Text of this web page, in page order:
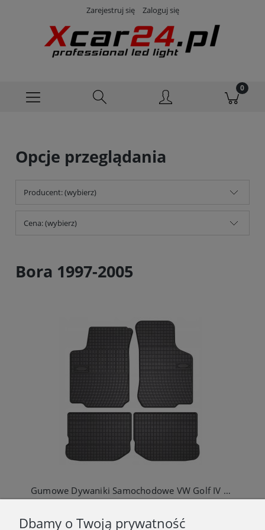
Zarejestruj się Zaloguj się
Opcje przeglądania
Producent: (wybierz)
Cena: (wybierz)
Bora 1997-2005
Gumowe Dywaniki Samochodowe VW Golf IV Skoda Octavia I Seat Leon I VW Bora
Dbamy o Twoją prywatność